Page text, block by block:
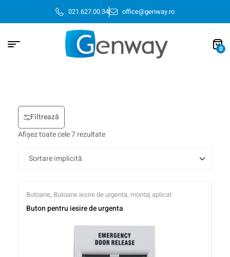
021.627.00.34 office@genway.ro
0
Filtrează
Afișez toate cele 7 rezultate
Butoane, Butoane iesire de urgenta, montaj aplicat
Buton pentru iesire de urgenta